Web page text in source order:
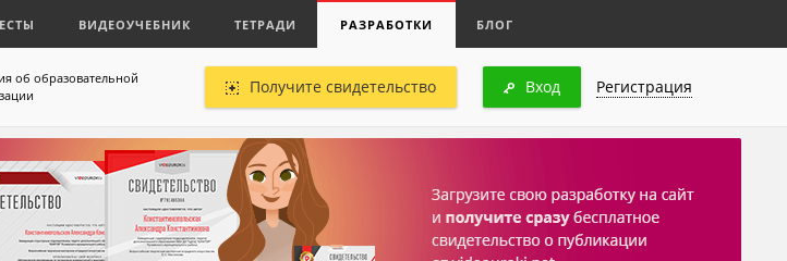
ВИДЕОУЧЕБНИК ТЕТРАДИ РАЗРАБОТКИ БЛОГ
об образовательной
Получите свидетельство Вход Регистрация